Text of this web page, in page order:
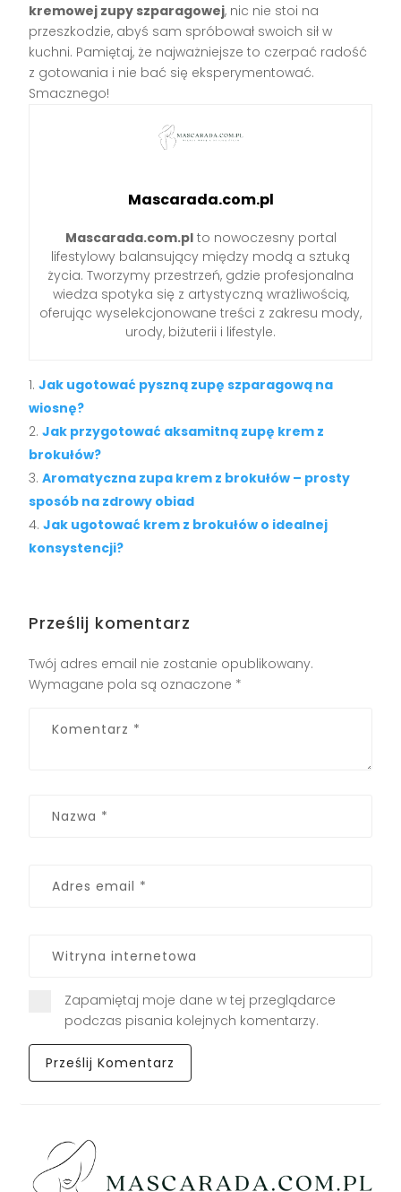
kremowej zupy szparagowej, nic nie stoi na
przeszkodzie, abyś sam spróbował swoich sił w
kuchni. Pamiętaj, że najważniejsze to czerpać radość
z gotowania i nie bać się eksperymentować.
Smacznego!
Mascarada.com.pl
Mascarada.com.plto nowoczesny portal
lifestylowy balansujący między modą a sztuką
życia. Tworzymy przestrzeń, gdzie profesjonalna
wiedza spotyka się z artystyczną wrażliwością,
oferując wyselekcjonowane treści z zakresu mody,
urody, biżuterii i lifestyle.
Jak ugotować pyszną zupę szparagową na
wiosnę?
Jak przygotować aksamitną zupę krem z
brokułów?
Aromatyczna zupa krem z brokułów – prosty
sposób na zdrowy obiad
Jak ugotować krem z brokułów o idealnej
konsystencji?
Prześlij komentarz
Twój adres email nie zostanie opublikowany.
Wymagane pola są oznaczone *
Zapamiętaj moje dane w tej przeglądarce
podczas pisania kolejnych komentarzy.